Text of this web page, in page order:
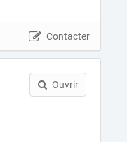
Contacter
Ouvrir